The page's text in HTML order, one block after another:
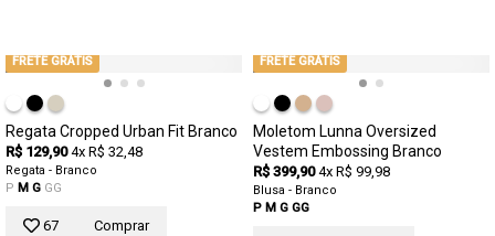
FRETE GRÁTIS
Regata Cropped Urban Fit Branco
R$ 129,90 4x R$ 32,48
Regata - Branco
P M G GG
67 Comprar
FRETE GRÁTIS
Moletom Lunna Oversized
Vestem Embossing Branco
R$ 399,90 4x R$ 99,98
Blusa - Branco
P M G GG